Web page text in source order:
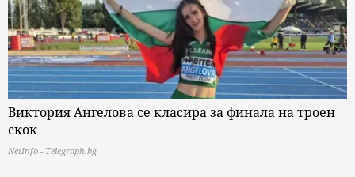
Виктория Ангелова се класира за финала на троен
скок
NetInfo - Telegraph.bg